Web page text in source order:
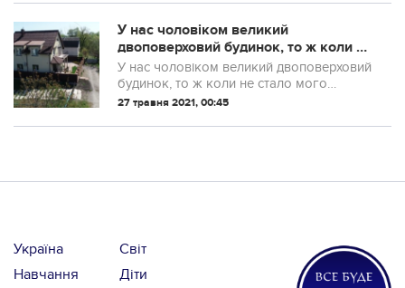
фруктовими і ялиновими деревами.
Красота! Жи...
У нас чоловіком великий
двоповерховий будинок, то ж коли не
стало мого батька, ми вирішили
маму забрати до себе. Але одного
разу ввечері між нами відбулася
У нас чоловіком великий двоповерховий
будинок, то ж коли не стало мого
батька, ми вирішили маму забрати до
відбулася серйозна розмова, після якої
27 травня 2021, 00:45
Україна
Світ
Навчання
Діти